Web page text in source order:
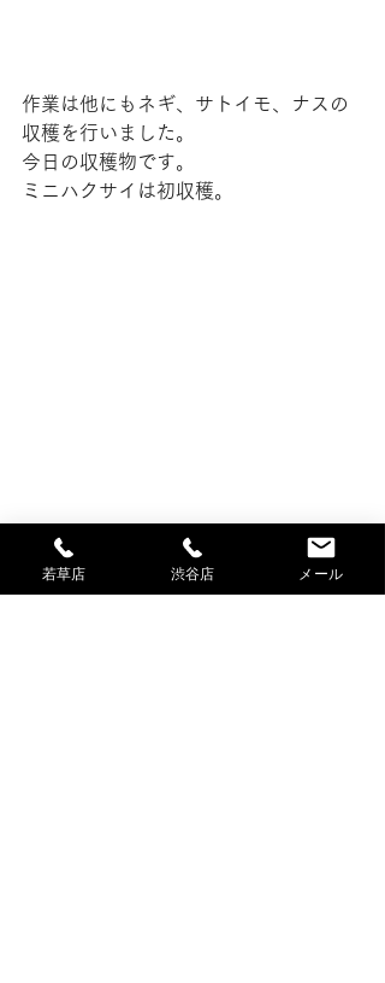
作業は他にもネギ、サトイモ、ナスの
収穫を行いました。
今日の収穫物です。
ミニハクサイは初収穫。
若草店 渋谷店 メール